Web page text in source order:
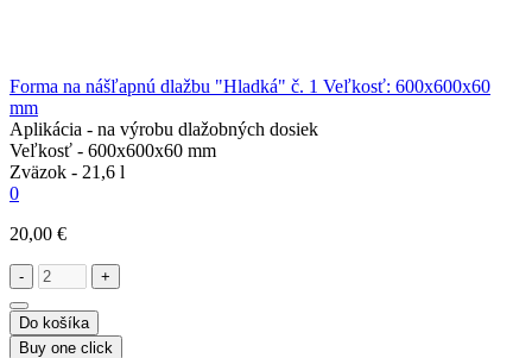
Forma na nášľapnú dlažbu "Hladká" č. 1 Veľkosť: 600x600x60
mm
Aplikácia - na výrobu dlažobných dosiek
Veľkosť - 600x600x60 mm
Zväzok - 21,6 l
0
20,00 €
- +
Do košíka
Buy one click